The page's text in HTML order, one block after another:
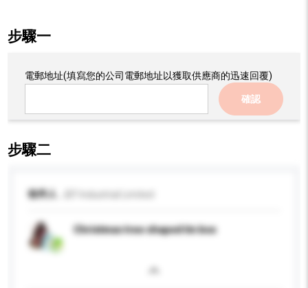
步驟一
電郵地址(填寫您的公司電郵地址以獲取供應商的迅速回覆)
確認
步驟二
收件人
Christmas tree shaped tin box